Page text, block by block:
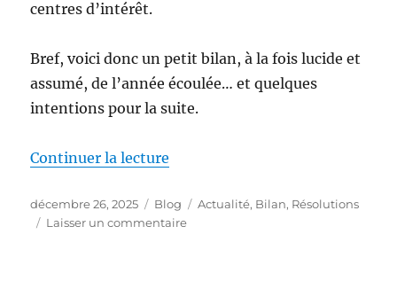
centres d’intérêt.
Bref, voici donc un petit bilan, à la fois lucide et
assumé, de l’année écoulée… et quelques
intentions pour la suite.
Continuer la lecture
Publié
le
décembre 26, 2025 Catégories
Blog Étiquettes
Actualité, Bilan, Résolutions
Laisser un commentairesur